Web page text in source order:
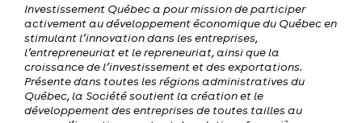
Investissement Québec a pour mission de participer
activement au développement économique du Québec en
stimulant l’innovation dans les entreprises,
l’entrepreneuriat et le repreneuriat, ainsi que la
croissance de l’investissement et des exportations.
Présente dans toutes les régions administratives du
Québec, la Société soutient la création et le
développement des entreprises de toutes tailles au